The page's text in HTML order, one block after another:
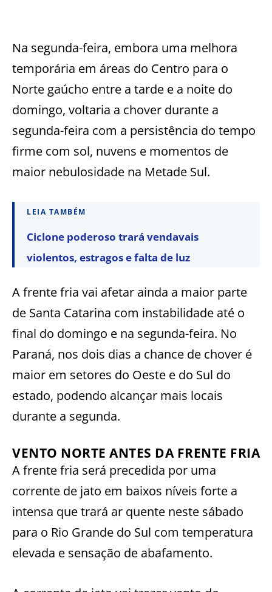
Na segunda-feira, embora uma melhora
temporária em áreas do Centro para o
Norte gaúcho entre a tarde e a noite do
domingo, voltaria a chover durante a
segunda-feira com a persistência do tempo
firme com sol, nuvens e momentos de
maior nebulosidade na Metade Sul.
LEIA TAMBÉM
Ciclone poderoso trará vendavais
violentos, estragos e falta de luz
A frente fria vai afetar ainda a maior parte
de Santa Catarina com instabilidade até o
final do domingo e na segunda-feira. No
Paraná, nos dois dias a chance de chover é
maior em setores do Oeste e do Sul do
estado, podendo alcançar mais locais
durante a segunda.
VENTO NORTE ANTES DA FRENTE FRIA
A frente fria será precedida por uma
corrente de jato em baixos níveis forte a
intensa que trará ar quente neste sábado
para o Rio Grande do Sul com temperatura
elevada e sensação de abafamento.